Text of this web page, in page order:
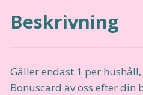
Beskrivning
Gäller endast 1 per
Bonuscard av oss efter din